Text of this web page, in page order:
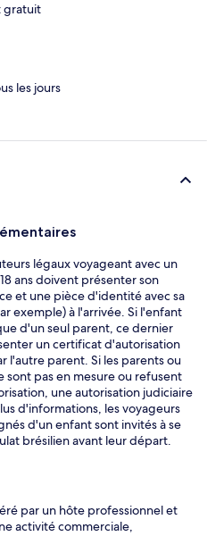
gratuit
les jours
légaux voyageant avec un
ans doivent présenter son
et une pièce d'identité avec sa
exemple) à l'arrivée. Si l'enfant
d'un seul parent, ce dernier
un certificat d'autorisation
l'autre parent. Si les parents ou
sont pas en mesure ou refusent
une autorisation judiciaire
d'informations, les voyageurs
d'un enfant sont invités à se
brésilien avant leur départ.
par un hôte professionnel et
activité commerciale,